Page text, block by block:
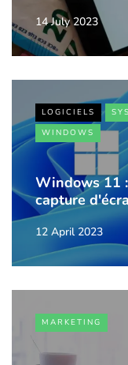
14 July 2023
LOGICIELS
WINDOWS
Windows 11
capture
12 April 2023
MARKETING